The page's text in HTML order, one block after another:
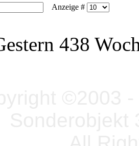
Anzeige #
438